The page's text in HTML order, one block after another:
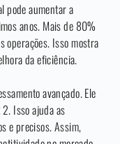
pode aumentar a
anos. Mais de 80%
operações. Isso mostra
da eficiência.
avançado. Ele
Isso ajuda as
e precisos. Assim,